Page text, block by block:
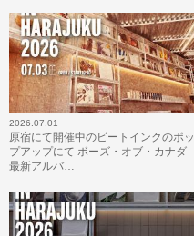
2026.07.01
原宿にて開催中のビートインクのポッ
プアップにて ボーズ・オブ・カナダ
最新アルバ…